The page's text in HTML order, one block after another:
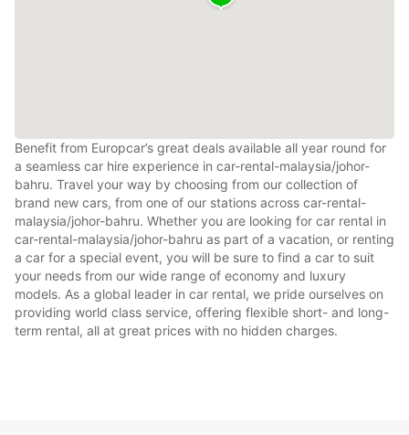
Benefit from Europcar’s great deals available all year round for
a seamless car hire experience in car-rental-malaysia/johor-
bahru. Travel your way by choosing from our collection of
brand new cars, from one of our stations across car-rental-
malaysia/johor-bahru. Whether you are looking for car rental in
car-rental-malaysia/johor-bahru as part of a vacation, or renting
a car for a special event, you will be sure to find a car to suit
your needs from our wide range of economy and luxury
models. As a global leader in car rental, we pride ourselves on
providing world class service, offering flexible short- and long-
term rental, all at great prices with no hidden charges.